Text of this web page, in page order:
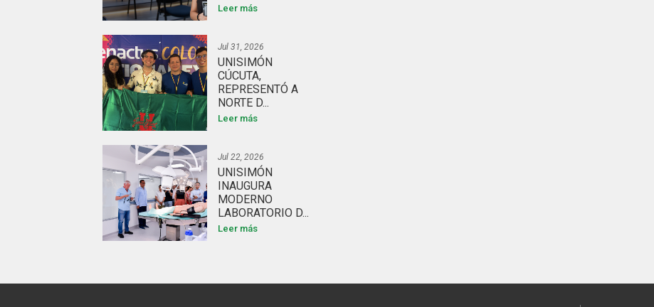
Leer más
Jul 31, 2026
UNISIMÓN
CÚCUTA,
REPRESENTÓ A
NORTE D...
Leer más
Jul 22, 2026
UNISIMÓN
INAUGURA
MODERNO
LABORATORIO D...
Leer más